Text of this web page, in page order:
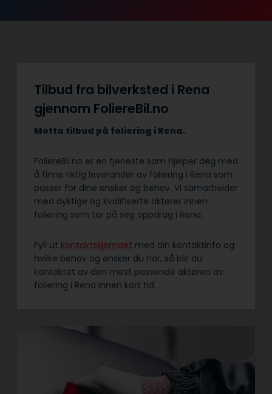
Tilbud fra bilverksted i Rena
gjennom FoliereBil.no
Motta tilbud på foliering i Rena.
FoliereBil.no er en tjeneste som hjelper deg med
å finne riktig leverandør av foliering i Rena som
passer for dine ønsker og behov. Vi samarbeider
med dyktige og kvalifiserte aktører innen
foliering som tar på seg oppdrag i Rena.
Fyll ut kontaktskjemaet med din kontaktinfo og
hvilke behov og ønsker du har, så blir du
kontaktet av den mest passende aktøren av
foliering i Rena innen kort tid.